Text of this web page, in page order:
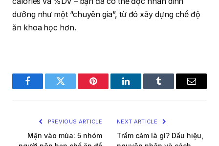
dưỡng như một “chuyên gia”, từ đó xây dựng chế độ
ăn khoa học hơn.
FacebookTwitter Pinterest LinkedInTumblr Email
PREVIOUS ARTICLE
Mận vào mùa: 5 nhóm
NEXT ARTICLE
Trầm cảm là gì? Dấu hiệu,